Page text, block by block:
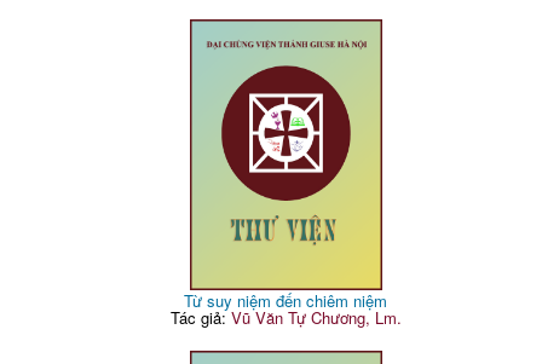
Từ suy niệm đến chiêm niệm
Tác giả:Vũ Văn Tự Chương, Lm.